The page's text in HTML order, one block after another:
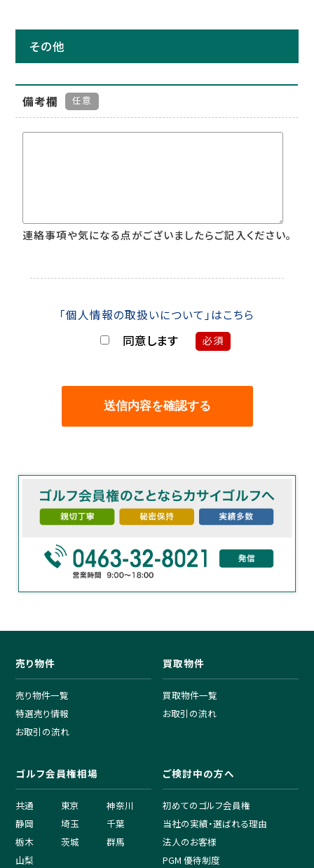
その他
備考欄 任意
連絡事項や気になる点がございましたらご記入ください。
「個人情報の取扱いについて」はこちら
同意します 必須
売り物件
売り物件一覧
特選売り情報
お取引の流れ
買取物件
買取物件一覧
お取引の流れ
ゴルフ会員権相場
共通 東京
神奈川
静岡
埼玉
千葉
栃木
茨城
群馬
山梨
ご検討中の方へ
初めてのゴルフ会員権
当社の実績・選ばれる理由
法人のお客様
PGM 優待制度